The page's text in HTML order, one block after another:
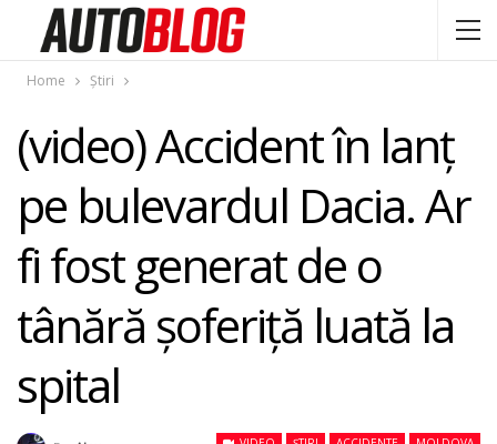
Home Știri
(video) Accident în lanț
pe bulevardul Dacia. Ar
fi fost generat de o
tânără șoferiță luată la
spital